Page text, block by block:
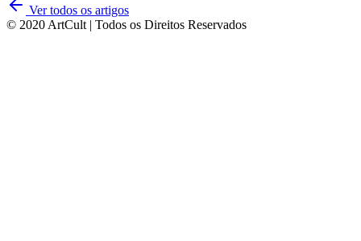
Ver todos os artigos
© 2020 ArtCult | Todos os Direitos Reservados